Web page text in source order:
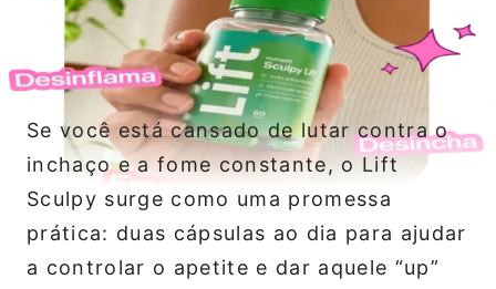
Se você está cansado de lutar contra o
inchaço e a fome constante, o Lift
Sculpy surge como uma promessa
prática: duas cápsulas ao dia para ajudar
a controlar o apetite e dar aquele “up”